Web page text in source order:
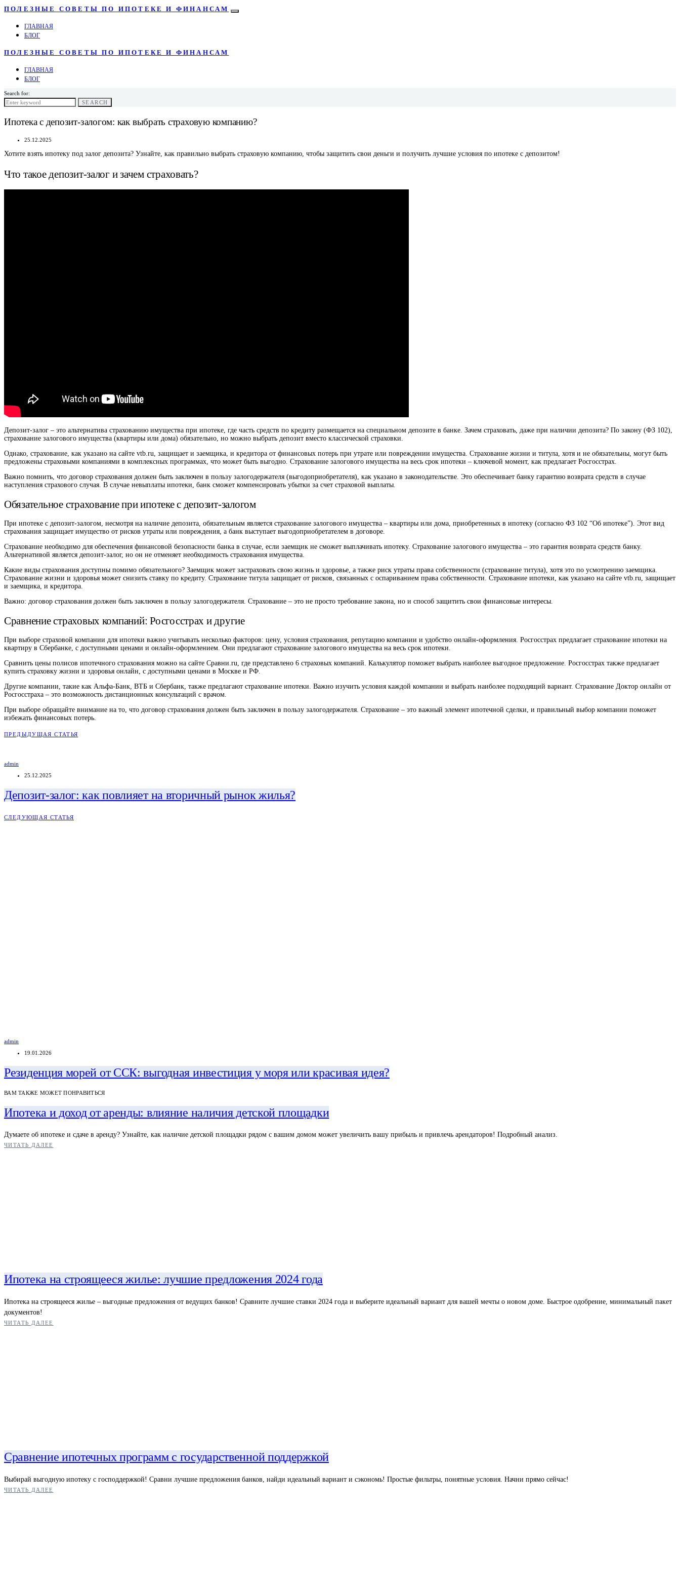
ПОЛЕЗНЫЕ СОВЕТЫ ПО ИПОТЕКЕ И ФИНАНСАМ
ГЛАВНАЯ
БЛОГ
ПОЛЕЗНЫЕ СОВЕТЫ ПО ИПОТЕКЕ И ФИНАНСАМ
ГЛАВНАЯ
БЛОГ
Search for:
SEARCH
Ипотека с депозит-залогом: как выбрать страховую компанию?
25.12.2025
Хотите взять ипотеку под залог депозита? Узнайте, как правильно выбрать страховую компанию, чтобы защитить свои деньги и получить лучшие условия по ипотеке с депозитом!
Что такое депозит-залог и зачем страховать?
Депозит-залог – это альтернатива страхованию имущества при ипотеке, где часть средств по кредиту размещается на специальном депозите в банке. Зачем страховать, даже при наличии депозита? По закону (ФЗ 102),
страхование залогового имущества (квартиры или дома) обязательно, но можно выбрать депозит вместо классической страховки.
Однако, страхование, как указано на сайте vtb.ru, защищает и заемщика, и кредитора от финансовых потерь при утрате или повреждении имущества. Страхование жизни и титула, хотя и не обязательны, могут быть
предложены страховыми компаниями в комплексных программах, что может быть выгодно. Страхование залогового имущества на весь срок ипотеки – ключевой момент, как предлагает Росгосстрах.
Важно помнить, что договор страхования должен быть заключен в пользу залогодержателя (выгодоприобретателя), как указано в законодательстве. Это обеспечивает банку гарантию возврата средств в случае
наступления страхового случая. В случае невыплаты ипотеки, банк сможет компенсировать убытки за счет страховой выплаты.
Обязательное страхование при ипотеке с депозит-залогом
При ипотеке с депозит-залогом, несмотря на наличие депозита, обязательным является страхование залогового имущества – квартиры или дома, приобретенных в ипотеку (согласно ФЗ 102 “Об ипотеке”). Этот вид
страхования защищает имущество от рисков утраты или повреждения, а банк выступает выгодоприобретателем в договоре.
Страхование необходимо для обеспечения финансовой безопасности банка в случае, если заемщик не сможет выплачивать ипотеку. Страхование залогового имущества – это гарантия возврата средств банку.
Альтернативой является депозит-залог, но он не отменяет необходимость страхования имущества.
Какие виды страхования доступны помимо обязательного? Заемщик может застраховать свою жизнь и здоровье, а также риск утраты права собственности (страхование титула), хотя это по усмотрению заемщика.
Страхование жизни и здоровья может снизить ставку по кредиту. Страхование титула защищает от рисков, связанных с оспариванием права собственности. Страхование ипотеки, как указано на сайте vtb.ru, защищает
и заемщика, и кредитора.
Важно: договор страхования должен быть заключен в пользу залогодержателя. Страхование – это не просто требование закона, но и способ защитить свои финансовые интересы.
Сравнение страховых компаний: Росгосстрах и другие
При выборе страховой компании для ипотеки важно учитывать несколько факторов: цену, условия страхования, репутацию компании и удобство онлайн-оформления. Росгосстрах предлагает страхование ипотеки на
квартиру в Сбербанке, с доступными ценами и онлайн-оформлением. Они предлагают страхование залогового имущества на весь срок ипотеки.
Сравнить цены полисов ипотечного страхования можно на сайте Сравни.ru, где представлено 6 страховых компаний. Калькулятор поможет выбрать наиболее выгодное предложение. Росгосстрах также предлагает
купить страховку жизни и здоровья онлайн, с доступными ценами в Москве и РФ.
Другие компании, такие как Альфа-Банк, ВТБ и Сбербанк, также предлагают страхование ипотеки. Важно изучить условия каждой компании и выбрать наиболее подходящий вариант. Страхование Доктор онлайн от
Росгосстраха – это возможность дистанционных консультаций с врачом.
При выборе обращайте внимание на то, что договор страхования должен быть заключен в пользу залогодержателя. Страхование – это важный элемент ипотечной сделки, и правильный выбор компании поможет
избежать финансовых потерь.
ПРЕДЫДУЩАЯ СТАТЬЯ
admin
25.12.2025
Депозит-залог: как повлияет на вторичный рынок жилья?
СЛЕДУЮЩАЯ СТАТЬЯ
admin
19.01.2026
Резиденция морей от ССК: выгодная инвестиция у моря или красивая идея?
ВАМ ТАКЖЕ МОЖЕТ ПОНРАВИТЬСЯ
Ипотека и доход от аренды: влияние наличия детской площадки
Думаете об ипотеке и сдаче в аренду? Узнайте, как наличие детской площадки рядом с вашим домом может увеличить вашу прибыль и привлечь арендаторов! Подробный анализ.
ЧИТАТЬ ДАЛЕЕ
Ипотека на строящееся жилье: лучшие предложения 2024 года
Ипотека на строящееся жилье – выгодные предложения от ведущих банков! Сравните лучшие ставки 2024 года и выберите идеальный вариант для вашей мечты о новом доме. Быстрое одобрение, минимальный пакет
документов!
ЧИТАТЬ ДАЛЕЕ
Сравнение ипотечных программ с государственной поддержкой
Выбирай выгодную ипотеку с господдержкой! Сравни лучшие предложения банков, найди идеальный вариант и сэкономь! Простые фильтры, понятные условия. Начни прямо сейчас!
ЧИТАТЬ ДАЛЕЕ